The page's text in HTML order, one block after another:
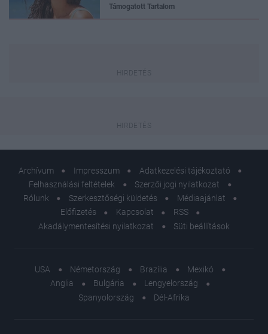
Támogatott Tartalom
Archívum Impresszum
Adatkezelési tájékoztató
Felhasználási feltételek
Szerzői jogi nyilatkozat
Rólunk
Szerkesztőségi küldetés
Médiaajánlat
Előfizetés
Kapcsolat
RSS
Akadálymentesítési nyilatkozat
Süti beállítások
USA Németország Brazília
Mexikó
Anglia
Bulgária
Lengyelország
Spanyolország
Dél-Afrika